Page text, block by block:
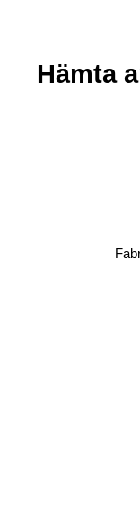
Hämta